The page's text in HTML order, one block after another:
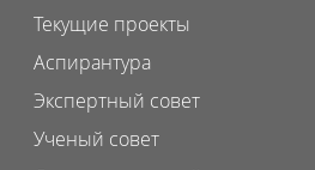
Текущие проекты
Аспирантура
Экспертный совет
Ученый совет